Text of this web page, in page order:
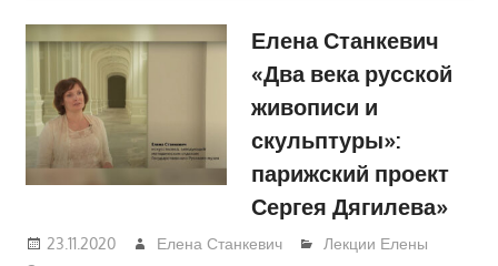
Елена Станкевич
«Два века русской
живописи и
скульптуры»:
парижский проект
Сергея Дягилева»
23.11.2020 Елена Станкевич
Лекции Елены